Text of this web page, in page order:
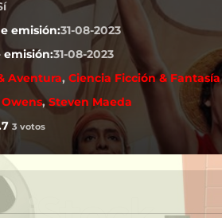
emisión:31-08-2023
emisión:31-08-2023
Aventura,Ciencia Ficción & Fantasía
,Steven Maeda
3 votos